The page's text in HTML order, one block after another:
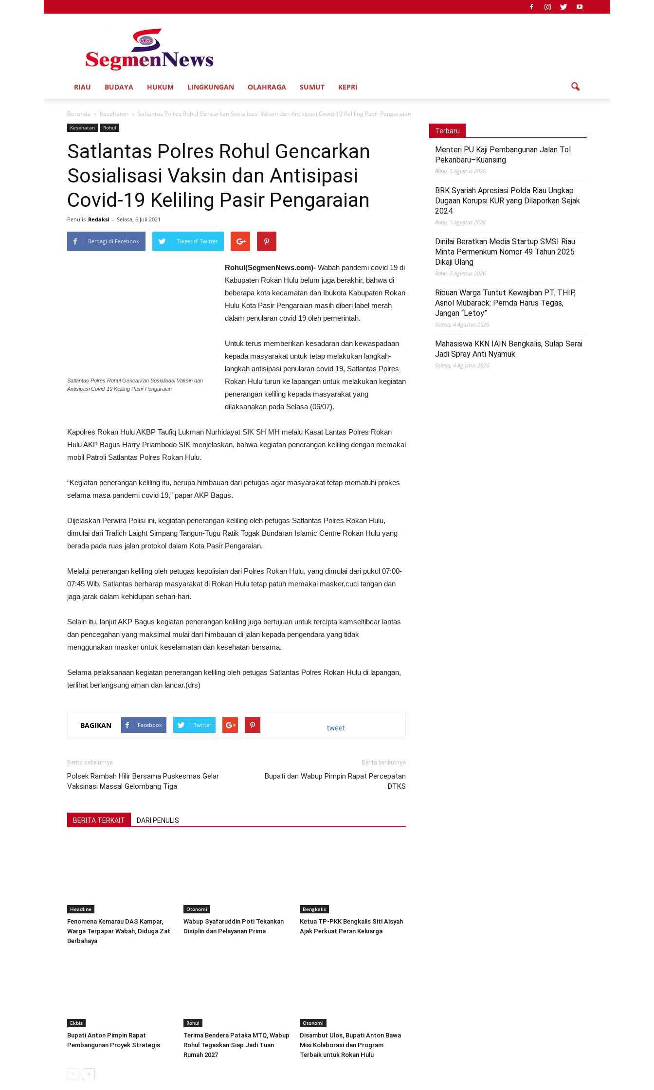
RIAU BUDAYA HUKUM LINGKUNGAN OLAHRAGA SUMUT KEPRI
Beranda Kesehatan Satlantas Polres Rohul Gencarkan Sosialisasi Vaksin dan Antisipasi Covid-19 Keliling Pasir Pengaraian
Kesehatan Rohul
Satlantas Polres Rohul Gencarkan
Sosialisasi Vaksin dan Antisipasi
Covid-19 Keliling Pasir Pengaraian
Penulis Redaksi - Selasa, 6 Juli 2021
Berbagi di Facebook Tweet di Twitter
Satlantas Polres Rohul Gencarkan Sosialisasi Vaksin dan
Antisipasi Covid-19 Keliling Pasir Pengaraian
Rohul(SegmenNews.com)- Wabah pandemi covid 19 di
Kabupaten Rokan Hulu belum juga berakhir, bahwa di
beberapa kota kecamatan dan Ibukota Kabupaten Rokan
Hulu Kota Pasir Pengaraian masih diberi label merah
dalam penularan covid 19 oleh pemerintah.
Untuk terus memberikan kesadaran dan kewaspadaan
kepada masyarakat untuk tetap melakukan langkah-
langkah antisipasi penularan covid 19, Satlantas Polres
Rokan Hulu turun ke lapangan untuk melakukan kegiatan
penerangan keliling kepada masyarakat yang
dilaksanakan pada Selasa (06/07).
Kapolres Rokan Hulu AKBP Taufiq Lukman Nurhidayat SIK SH MH melalu Kasat Lantas Polres Rokan
Hulu AKP Bagus Harry Priambodo SIK menjelaskan, bahwa kegiatan penerangan keliling dengan memakai
mobil Patroli Satlantas Polres Rokan Hulu.
“Kegiatan penerangan keliling itu, berupa himbauan dari petugas agar masyarakat tetap mematuhi prokes
selama masa pandemi covid 19,” papar AKP Bagus.
Dijelaskan Perwira Polisi ini, kegiatan penerangan keliling oleh petugas Satlantas Polres Rokan Hulu,
dimulai dari Trafich Laight Simpang Tangun-Tugu Ratik Togak Bundaran Islamic Centre Rokan Hulu yang
berada pada ruas jalan protokol dalam Kota Pasir Pengaraian.
Melalui penerangan keliling oleh petugas kepolisian dari Polres Rokan Hulu, yang dimulai dari pukul 07:00-
07:45 Wib, Satlantas berharap masyarakat di Rokan Hulu tetap patuh memakai masker,cuci tangan dan
jaga jarak dalam kehidupan sehari-hari.
Selain itu, lanjut AKP Bagus kegiatan penerangan keliling juga bertujuan untuk tercipta kamseltibcar lantas
dan pencegahan yang maksimal mulai dari himbauan di jalan kepada pengendara yang tidak
menggunakan masker untuk keselamatan dan kesehatan bersama.
Selama pelaksanaan kegiatan penerangan keliling oleh petugas Satlantas Polres Rokan Hulu di lapangan,
terlihat berlangsung aman dan lancar.(drs)
BAGIKAN Facebook Twitter tweet
Berita sebelumya
Polsek Rambah Hilir Bersama Puskesmas Gelar
Vaksinasi Massal Gelombang Tiga
Berita berikutnya
Bupati dan Wabup Pimpin Rapat Percepatan
DTKS
BERITA TERKAIT DARI PENULIS
Headline
Fenomena Kemarau DAS Kampar,
Warga Terpapar Wabah, Diduga Zat
Berbahaya
Otonomi
Wabup Syafaruddin Poti Tekankan
Disiplin dan Pelayanan Prima
Bengkalis
Ketua TP-PKK Bengkalis Siti Aisyah
Ajak Perkuat Peran Keluarga
Ekbis
Bupati Anton Pimpin Rapat
Pembangunan Proyek Strategis
Rohul
Terima Bendera Pataka MTQ, Wabup
Rohul Tegaskan Siap Jadi Tuan
Rumah 2027
Otonomi
Disambut Ulos, Bupati Anton Bawa
Misi Kolaborasi dan Program
Terbaik untuk Rokan Hulu
Terbaru
Menteri PU Kaji Pembangunan Jalan Tol
Pekanbaru–Kuansing
Rabu, 5 Agustus 2026
BRK Syariah Apresiasi Polda Riau Ungkap
Dugaan Korupsi KUR yang Dilaporkan Sejak
2024
Rabu, 5 Agustus 2026
Dinilai Beratkan Media Startup SMSI Riau
Minta Permenkum Nomor 49 Tahun 2025
Dikaji Ulang
Rabu, 5 Agustus 2026
Ribuan Warga Tuntut Kewajiban PT. THIP,
Asnol Mubarack: Pemda Harus Tegas,
Jangan “Letoy”
Selasa, 4 Agustus 2026
Mahasiswa KKN IAIN Bengkalis, Sulap Serai
Jadi Spray Anti Nyamuk
Selasa, 4 Agustus 2026